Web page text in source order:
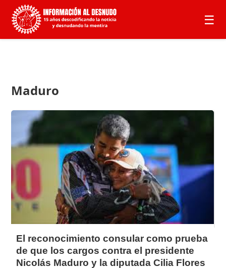
☰
Maduro
El reconocimiento consular como prueba
de que los cargos contra el presidente
Nicolás Maduro y la diputada Cilia Flores